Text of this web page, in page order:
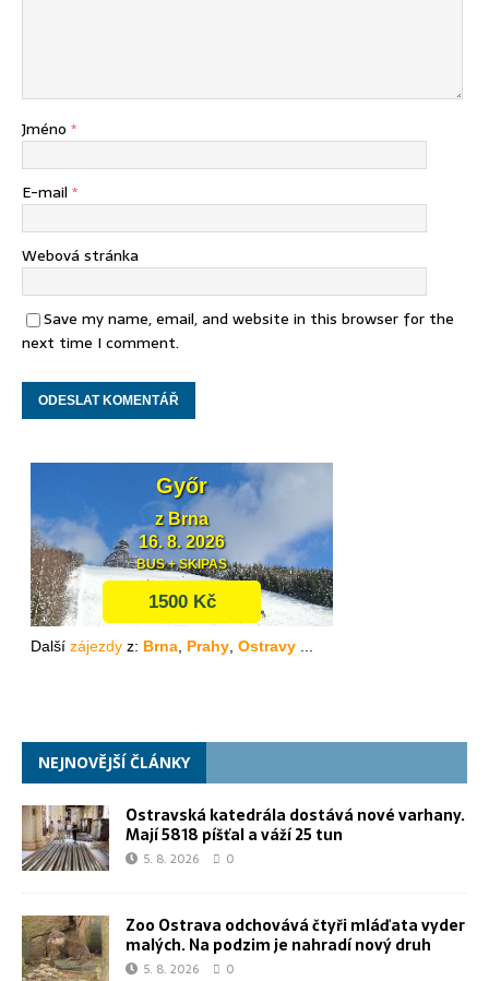
Jméno *
E-mail *
Webová stránka
Save my name, email, and website in this browser for the
next time I comment.
NEJNOVĚJŠÍ ČLÁNKY
Ostravská katedrála dostává nové varhany.
Mají 5818 píšťal a váží 25 tun
5. 8. 2026 0
Zoo Ostrava odchovává čtyři mláďata vyder
malých. Na podzim je nahradí nový druh
5. 8. 2026 0